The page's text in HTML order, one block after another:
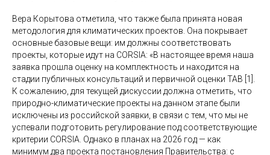
Вера Корытова отметила, что также была принята новая
методология для климатических проектов. Она покрывает
основные базовые вещи: им должны соответствовать
проекты, которые идут на CORSIA: «В настоящее время наша
заявка прошла оценку на комплектность и находится на
стадии публичных консультаций и первичной оценки TAB [1].
К сожалению, для текущей дискуссии должна отметить, что
природно-климатические проекты на данном этапе были
исключены из российской заявки, в связи с тем, что мы не
успевали подготовить регулирование под соответствующие
критерии CORSIA. Однако в планах на 2026 год — как
минимум два проекта постановления Правительства: с